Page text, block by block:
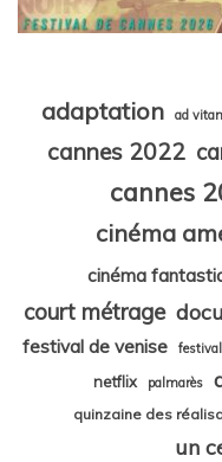
adaptation ad
cannes 2022
cannes
cinéma
cinéma
court métrage
festival de venise
netflix palmarès
quinzaine des
un